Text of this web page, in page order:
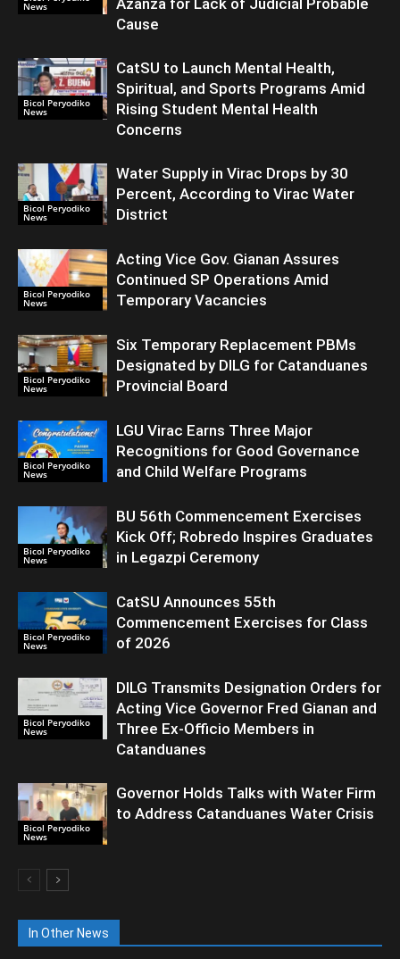
News
Azanza for Lack of Judicial Probable
Cause
Bicol Peryodiko
News
CatSU to Launch Mental Health,
Spiritual, and Sports Programs Amid
Rising Student Mental Health
Concerns
Bicol Peryodiko
News
Water Supply in Virac Drops by 30
Percent, According to Virac Water
District
Bicol Peryodiko
News
Acting Vice Gov. Gianan Assures
Continued SP Operations Amid
Temporary Vacancies
Bicol Peryodiko
News
Six Temporary Replacement PBMs
Designated by DILG for Catanduanes
Provincial Board
Bicol Peryodiko
News
LGU Virac Earns Three Major
Recognitions for Good Governance
and Child Welfare Programs
Bicol Peryodiko
News
BU 56th Commencement Exercises
Kick Off; Robredo Inspires Graduates
in Legazpi Ceremony
Bicol Peryodiko
News
CatSU Announces 55th
Commencement Exercises for Class
of 2026
Bicol Peryodiko
News
DILG Transmits Designation Orders for
Acting Vice Governor Fred Gianan and
Three Ex-Officio Members in
Catanduanes
Bicol Peryodiko
News
Governor Holds Talks with Water Firm
to Address Catanduanes Water Crisis
In Other News